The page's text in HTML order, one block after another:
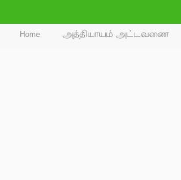
Home அத்தியாயம் அட்டவணை